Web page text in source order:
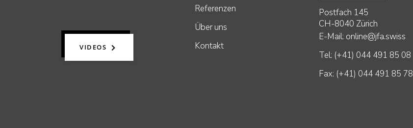
VIDEOS
Referenzen
Über uns
Kontakt
Postfach 145
CH-8040 Zürich
E-Mail: online@jfa.swiss
Tel: (+41) 044 491 85 08
Fax: (+41) 044 491 85 78